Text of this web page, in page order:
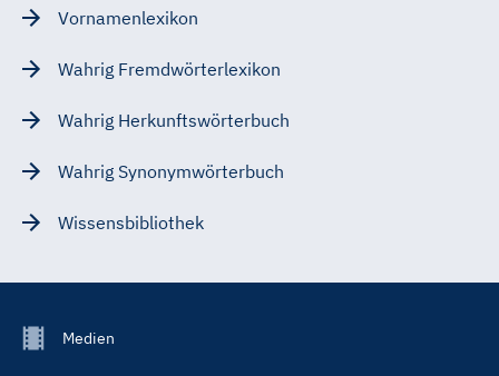
Vornamenlexikon
Wahrig Fremdwörterlexikon
Wahrig Herkunftswörterbuch
Wahrig Synonymwörterbuch
Wissensbibliothek
FooterMedien